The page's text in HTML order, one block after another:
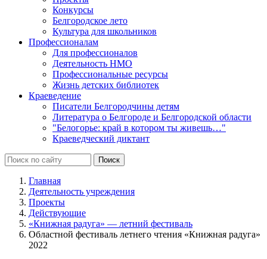
Конкурсы
Белгородское лето
Культура для школьников
Профессионалам
Для профессионалов
Деятельность НМО
Профессиональные ресурсы
Жизнь детских библиотек
Краеведение
Писатели Белгородчины детям
Литература о Белгороде и Белгородской области
"Белогорье: край в котором ты живешь…"
Краеведческий диктант
Главная
Деятельность учреждения
Проекты
Действующие
«Книжная радуга» — летний фестиваль
Областной фестиваль летнего чтения «Книжная радуга»
2022